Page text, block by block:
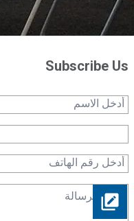
Subscribe Us